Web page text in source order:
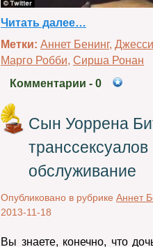
Читать далее…
Метки: Аннет Бенинг,
Марго Робби, Сирша Ронан
Комментарии - 0
Сын Уоррена
обслуживание
Опубликовано в рубрике Аннет
2013-11-18
Вы знаете, конечно, что